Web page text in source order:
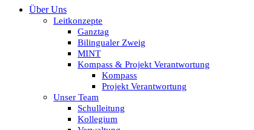
Über Uns
Leitkonzepte
Ganztag
Bilingualer Zweig
MINT
Kompass & Projekt Verantwortung
Kompass
Projekt Verantwortung
Unser Team
Schulleitung
Kollegium